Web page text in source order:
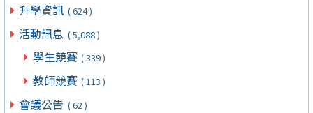
升學資訊 ( 624 )
活動訊息 ( 5,088 )
學生競賽 ( 339 )
教師競賽 ( 113 )
會議公告 ( 62 )